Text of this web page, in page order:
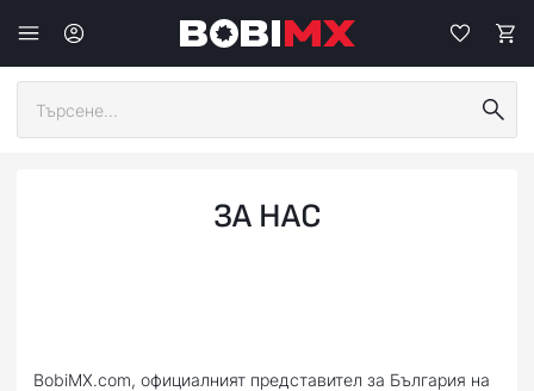
ЗА НАС
BobiMX.com, официалният представител за България на